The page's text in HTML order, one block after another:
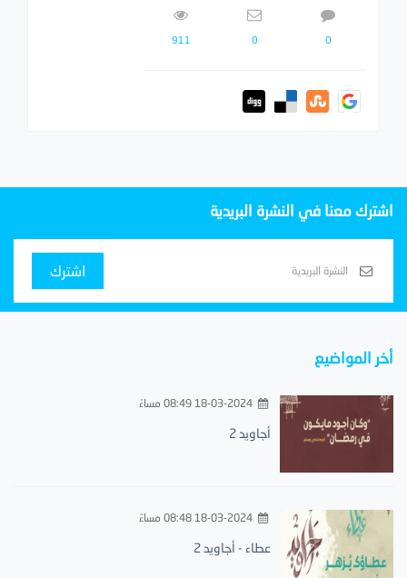
0
0
911
اشترك معنا في النشرة البريدية
اشترك
أخر المواضيع
18-03-2024 08:49 مساءً
أجاويد 2
18-03-2024 08:48 مساءً
عطاء - أجاويد 2